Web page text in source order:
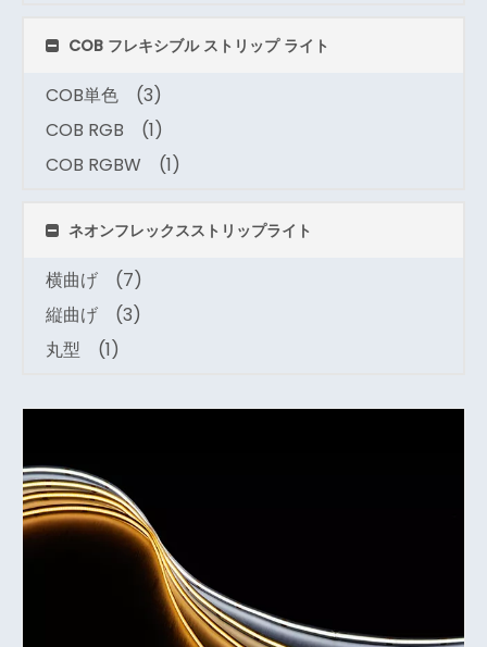
COB フレキシブル ストリップ ライト
COB単色
(3)
COB RGB
(1)
COB RGBW
(1)
ネオンフレックスストリップライト
横曲げ
(7)
縦曲げ
(3)
丸型
(1)